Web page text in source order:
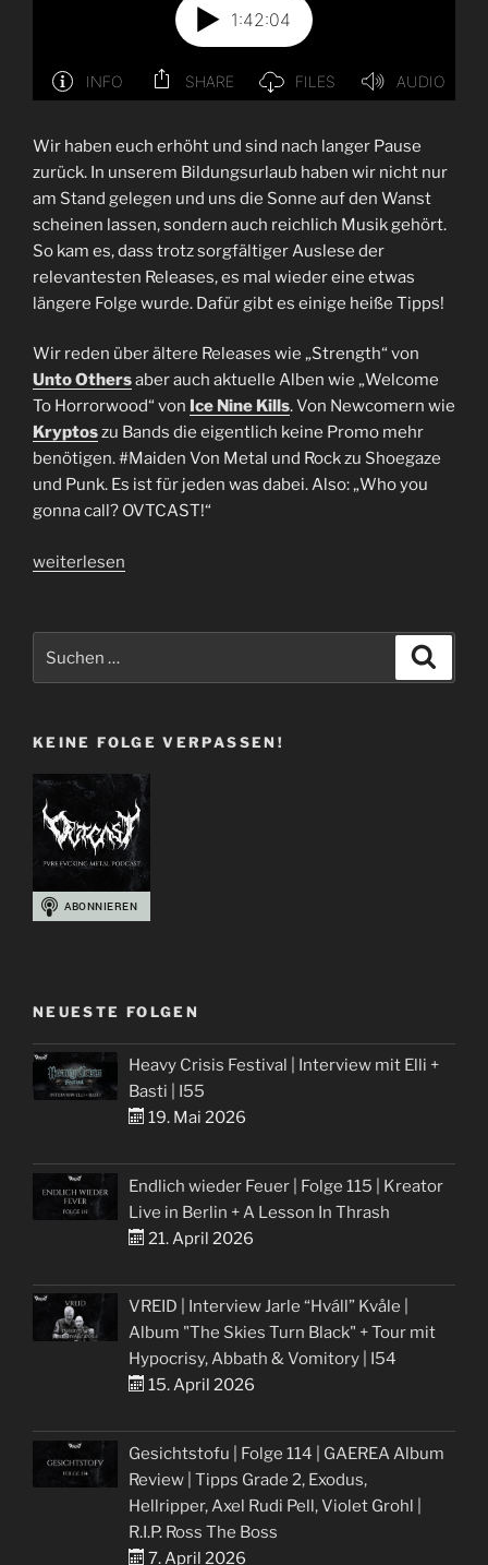
Wir haben euch erhöht und sind nach langer Pause
zurück. In unserem Bildungsurlaub haben wir nicht nur
am Stand gelegen und uns die Sonne auf den Wanst
scheinen lassen, sondern auch reichlich Musik gehört.
So kam es, dass trotz sorgfältiger Auslese der
relevantesten Releases, es mal wieder eine etwas
längere Folge wurde. Dafür gibt es einige heiße Tipps!
Wir reden über ältere Releases wie „Strength“ von
Unto Othersaber auch aktuelle Alben wie „Welcome
To Horrorwood“ von Ice Nine Kills. Von Newcomern wie
Kryptoszu Bands die eigentlich keine Promo mehr
benötigen. #Maiden Von Metal und Rock zu Shoegaze
und Punk. Es ist für jeden was dabei. Also: „Who you
gonna call? OVTCAST!“
„Folge
If
there’s
in
your
Podcasthood“
weiterlesen
KEINE FOLGE VERPASSEN!
NEUESTE FOLGEN
Heavy Crisis Festival | Interview mit Elli +
Basti | I55
19. Mai 2026
Endlich wieder Feuer | Folge 115 | Kreator
Live in Berlin + A Lesson In Thrash
21. April 2026
VREID | Interview Jarle “Hváll” Kvåle |
Album "The Skies Turn Black" + Tour mit
Hypocrisy, Abbath & Vomitory | I54
15. April 2026
Gesichtstofu | Folge 114 | GAEREA Album
Review | Tipps Grade 2, Exodus,
Hellripper, Axel Rudi Pell, Violet Grohl |
R.I.P. Ross The Boss
7. April 2026